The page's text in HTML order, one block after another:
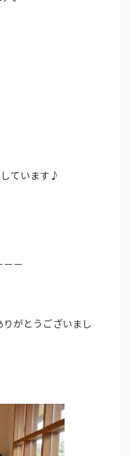
ています♪
－
がとうございまし